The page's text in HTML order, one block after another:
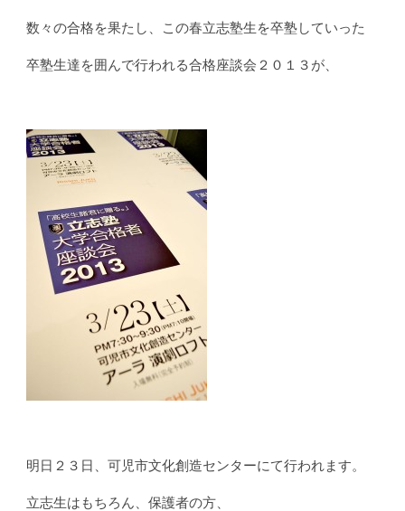
数々の合格を果たし、この春立志塾生を卒塾していった
卒塾生達を囲んで行われる合格座談会２０１３が、
明日２３日、可児市文化創造センターにて行われます。
立志生はもちろん、保護者の方、